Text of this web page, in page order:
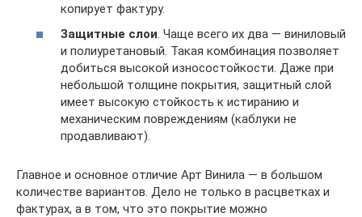
копирует фактуру.
Защитные слои. Чаще всего их два — виниловый
и полиуретановый. Такая комбинация позволяет
добиться высокой износостойкости. Даже при
небольшой толщине покрытия, защитный слой
имеет высокую стойкость к истиранию и
механическим повреждениям (каблуки не
продавливают).
Главное и основное отличие Арт Винила — в большом
количестве вариантов. Дело не только в расцветках и
фактурах, а в том, что это покрытие можно